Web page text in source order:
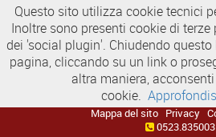
Mappa del sito Privacy
0523.835003
Questo sito utilizza cookie tecnici
Inoltre sono presenti cookie di
dei 'social plugin'. Chiudendo
pagina, cliccando su un link o
altra maniera,
cookie.